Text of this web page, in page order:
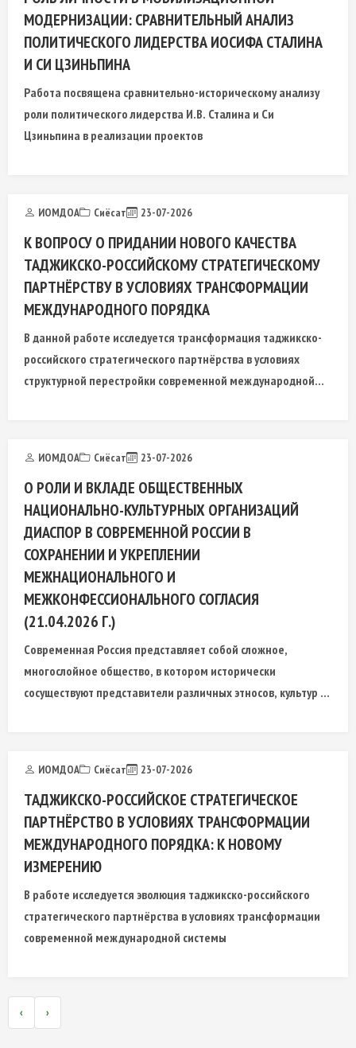
МОДЕРНИЗАЦИИ: СРАВНИТЕЛЬНЫЙ АНАЛИЗ
ПОЛИТИЧЕСКОГО ЛИДЕРСТВА ИОСИФА СТАЛИНА
И СИ ЦЗИНЬПИНА
Работа посвящена сравнительно-историческому анализу
роли политического лидерства И.В. Сталина и Си
Цзиньпина в реализации проектов
ИОМДОА Сиёсат 23-07-2026
К ВОПРОСУ О ПРИДАНИИ НОВОГО КАЧЕСТВА
ТАДЖИКСКО-РОССИЙСКОМУ СТРАТЕГИЧЕСКОМУ
ПАРТНЁРСТВУ В УСЛОВИЯХ ТРАНСФОРМАЦИИ
МЕЖДУНАРОДНОГО ПОРЯДКА
В данной работе исследуется трансформация таджикско-
российского стратегического партнёрства в условиях
структурной перестройки современной международной
ИОМДОА Сиёсат 23-07-2026
О РОЛИ И ВКЛАДЕ ОБЩЕСТВЕННЫХ
НАЦИОНАЛЬНО-КУЛЬТУРНЫХ ОРГАНИЗАЦИЙ
ДИАСПОР В СОВРЕМЕННОЙ РОССИИ В
СОХРАНЕНИИ И УКРЕПЛЕНИИ
МЕЖНАЦИОНАЛЬНОГО И
МЕЖКОНФЕССИОНАЛЬНОГО СОГЛАСИЯ
(21.04.2026 Г.)
Современная Россия представляет собой сложное,
многослойное общество, в котором исторически
сосуществуют представители различных этносов, культур и
ИОМДОА Сиёсат 23-07-2026
ТАДЖИКСКО-РОССИЙСКОЕ СТРАТЕГИЧЕСКОЕ
ПАРТНЁРСТВО В УСЛОВИЯХ ТРАНСФОРМАЦИИ
МЕЖДУНАРОДНОГО ПОРЯДКА: К НОВОМУ
ИЗМЕРЕНИЮ
В работе исследуется эволюция таджикско-российского
стратегического партнёрства в условиях трансформации
современной международной системы
‹ ›